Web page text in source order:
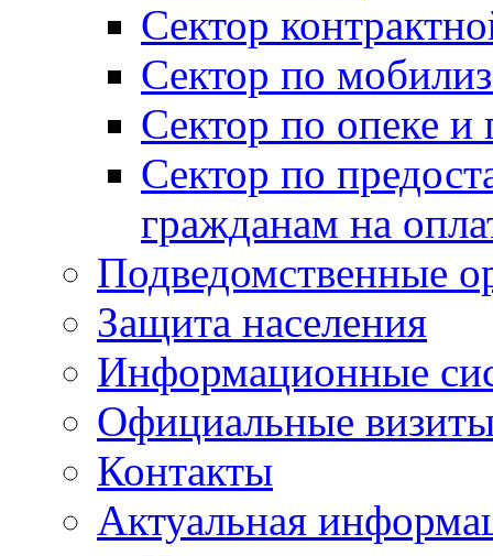
Сектор
Сектор по
Сектор по опеке и
Сектор по
гражданам на
Подведомственные
Защита населения
Информационные
Официальные
Контакты
Актуальная